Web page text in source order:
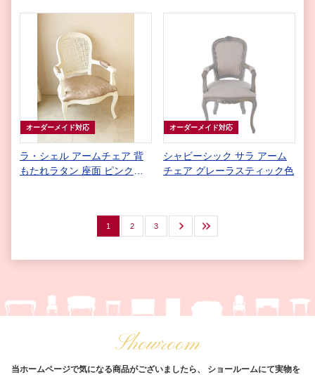
オーダーメイド対応
ラ・シェル アームチェア 背
もたれラタン 座面 ピンク花
オーダーメイド対応
シャビーシック サラ アーム
チェア グレーラスティック色
1 2 3 次へ 最後
Showroom
当ホームページで気になる商品がございましたら、
ショールームにて実物を